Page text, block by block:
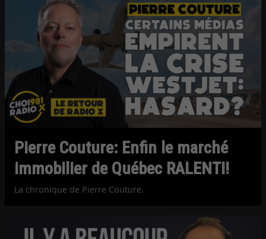
Pierre Couture: Enfin le marché
immobilier de Québec RALENTI!
La chronique de Pierre Couture.